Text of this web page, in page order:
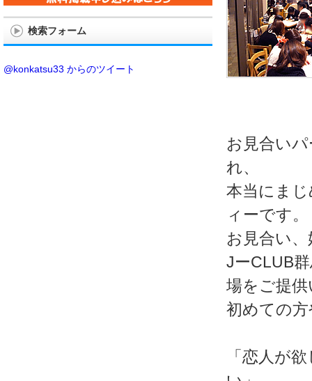
お見合い
れ、
本当にま
ィーです。
お見合い
JーCLUB
場をご提
初めての
「恋人が
検索フォーム
@konkatsu33 からのツイート